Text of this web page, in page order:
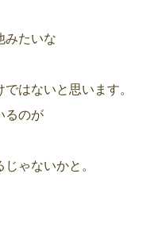
みたいな
はないと思います。
るのが
ゃないかと。